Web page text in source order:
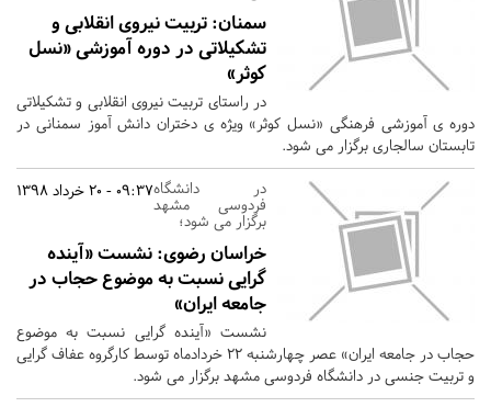
سمنان: تربیت نیروی انقلابی و
تشکیلاتی در دوره آموزشی «نسل
کوثر»
در راستای تربیت نیروی انقلابی و تشکیلاتی
دوره ی آموزشی فرهنگی «نسل کوثر» ویژه ی دختران دانش آموز سمنانی در
تابستان سالجاری برگزار می شود.
09:37 - 20 خرداد 1398در دانشگاه
فردوسی مشهد
برگزار می شود؛
خراسان رضوی: نشست «آینده
گرایی نسبت به موضوع حجاب در
جامعه ایران»
نشست «آینده گرایی نسبت به موضوع
حجاب در جامعه ایران» عصر چهارشنبه 22 خردادماه توسط کارگروه عفاف گرایی
و تربیت جنسی در دانشگاه فردوسی مشهد برگزار می شود.